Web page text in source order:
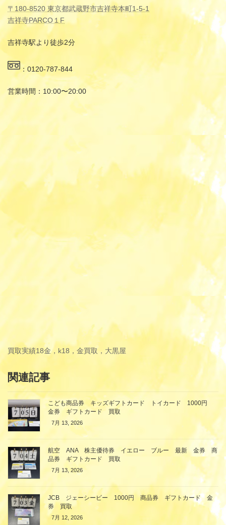
〒180-8520 東京都武蔵野市吉祥寺本町1-5-1
吉祥寺PARCO１F
吉祥寺駅より徒歩2分
：0120-787-844
営業時間：10:00〜20:00
買取実績18金，k18，金買取，大黒屋
関連記事
こども商品券 キッズギフトカード トイカード 1000円
金券 ギフトカード 買取
7月 13, 2026
航空 ANA 株主優待券 イエロー ブルー 最新 金券 商
品券 ギフトカード 買取
7月 13, 2026
JCB ジェーシービー 1000円 商品券 ギフトカード 金
券 買取
7月 12, 2026